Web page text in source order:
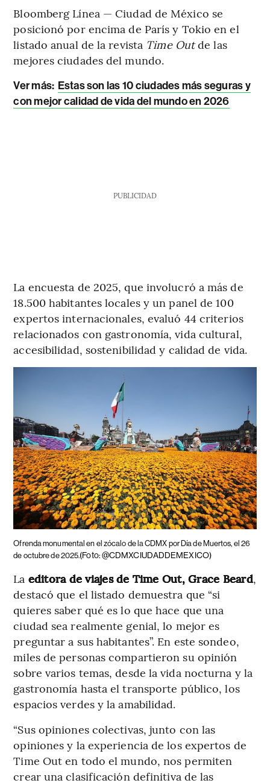
Bloomberg Línea — Ciudad de México se
posicionó por encima de París y Tokio en el
listado anual de la revista Time Outde las
mejores ciudades del mundo.
Ver más: Estas son las 10 ciudades más seguras y
con mejor calidad de vida del mundo en 2026
PUBLICIDAD
La encuesta de 2025, que involucró a más de
18.500 habitantes locales y un panel de 100
expertos internacionales, evaluó 44 criterios
relacionados con gastronomía, vida cultural,
accesibilidad, sostenibilidad y calidad de vida.
Ofrenda monumental en el zócalo de la CDMX por Día de Muertos, el 26
de octubre de 2025.(Foto: @CDMXCIUDADDEMEXICO)
La editora de viajes de Time Out, Grace Beard,
destacó que el listado demuestra que “si
quieres saber qué es lo que hace que una
ciudad sea realmente genial, lo mejor es
preguntar a sus habitantes”. En este sondeo,
miles de personas compartieron su opinión
sobre varios temas, desde la vida nocturna y la
gastronomía hasta el transporte público, los
espacios verdes y la amabilidad.
“Sus opiniones colectivas, junto con las
opiniones y la experiencia de los expertos de
Time Out en todo el mundo, nos permiten
crear una clasificación definitiva de las